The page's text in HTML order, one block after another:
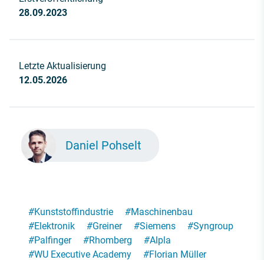
28.09.2023
Letzte Aktualisierung
12.05.2026
Daniel Pohselt
#Kunststoffindustrie #Maschinenbau
#Elektronik #Greiner #Siemens #Syngroup
#Palfinger #Rhomberg #Alpla
#WU Executive Academy #Florian Müller